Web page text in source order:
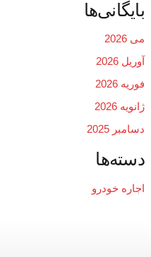
بایگانی‌ها
می 2026
آوریل 2026
فوریه 2026
ژانویه 2026
دسامبر 2025
دسته‌ها
اجاره خودرو